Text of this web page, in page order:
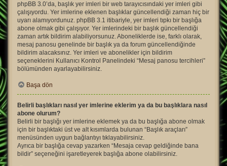
phpBB 3.0’da, başlık yer imleri bir web tarayıcısındaki yer imleri gibi
çalışıyordu. Yer imlerine eklenen başlıklar güncellendiği zaman hiç bir
uyarı alamıyordunuz. phpBB 3.1 itibariyle, yer imleri tıpkı bir başlığa
abone olmak gibi çalışıyor. Yer imlerindeki bir başlık güncellendiği
zaman artık bildirim alabiliyorsunuz. Aboneliklerde ise, farklı olarak,
mesaj panosu genelinde bir başlık ya da forum güncellendiğinde
bildirim alacaksınız. Yer imleri ve abonelikler için bildirim
seçeneklerini Kullanıcı Kontrol Panelindeki “Mesaj panosu tercihleri”
bölümünden ayarlayabilirsiniz.
Başa dön
Belirli başlıkları nasıl yer imlerine eklerim ya da bu başlıklara nasıl
abone olurum?
Belirli bir başlığı yer imlerine eklemek ya da bu başlığa abone olmak
için bir başlıktaki üst ve alt kısımlarda bulunan “Başlık araçları”
menüsünden uygun bağlantıyı tıklayabilirsiniz.
Ayrıca bir başlığa cevap yazarken “Mesaja cevap geldiğinde bana
bildir” seçeneğini işaretleyerek başlığa abone olabilirsiniz.